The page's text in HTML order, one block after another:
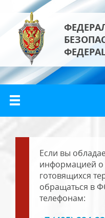
Если вы
информацией
готовящихся
обращаться в
телефонам: